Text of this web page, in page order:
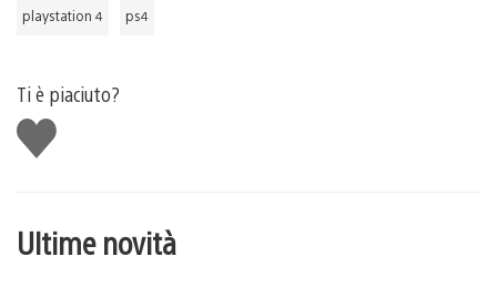
playstation 4 ps4
Ti è piaciuto?
Mi
piace
Ultime novità